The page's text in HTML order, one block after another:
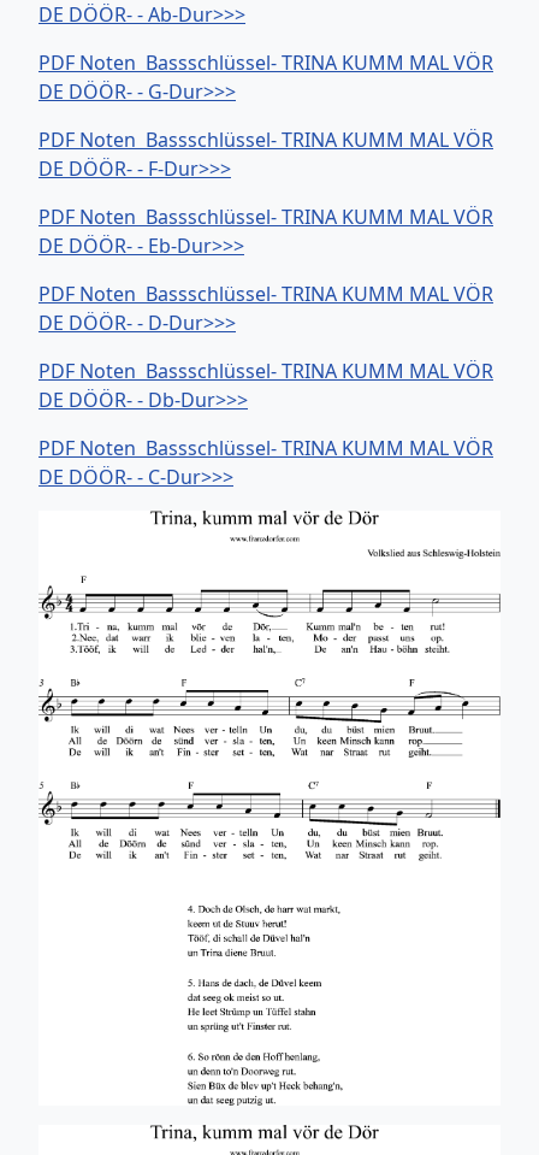
DE DÖÖR- - Ab-Dur>>>
PDF Noten Bassschlüssel- TRINA KUMM MAL VÖR
DE DÖÖR- - G-Dur>>>
PDF Noten Bassschlüssel- TRINA KUMM MAL VÖR
DE DÖÖR- - F-Dur>>>
PDF Noten Bassschlüssel- TRINA KUMM MAL VÖR
DE DÖÖR- - Eb-Dur>>>
PDF Noten Bassschlüssel- TRINA KUMM MAL VÖR
DE DÖÖR- - D-Dur>>>
PDF Noten Bassschlüssel- TRINA KUMM MAL VÖR
DE DÖÖR- - Db-Dur>>>
PDF Noten Bassschlüssel- TRINA KUMM MAL VÖR
DE DÖÖR- - C-Dur>>>